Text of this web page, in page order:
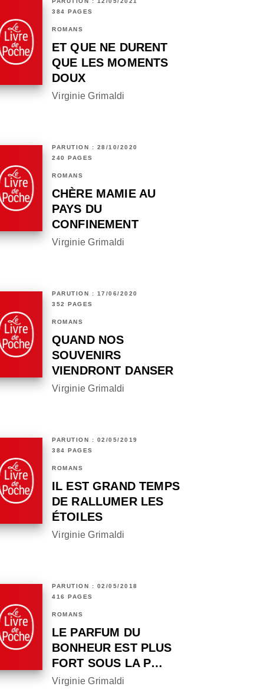
384 PAGES
ROMANS
ET QUE NE DURENT
QUE LES MOMENTS
DOUX
Virginie Grimaldi
PARUTION : 28/10/2020
240 PAGES
ROMANS
CHÈRE MAMIE AU
PAYS DU
CONFINEMENT
Virginie Grimaldi
PARUTION : 17/06/2020
352 PAGES
ROMANS
QUAND NOS
SOUVENIRS
VIENDRONT DANSER
Virginie Grimaldi
PARUTION : 02/05/2019
384 PAGES
ROMANS
IL EST GRAND TEMPS
DE RALLUMER LES
ÉTOILES
Virginie Grimaldi
PARUTION : 02/05/2018
416 PAGES
ROMANS
LE PARFUM DU
BONHEUR EST PLUS
FORT SOUS LA P…
Virginie Grimaldi